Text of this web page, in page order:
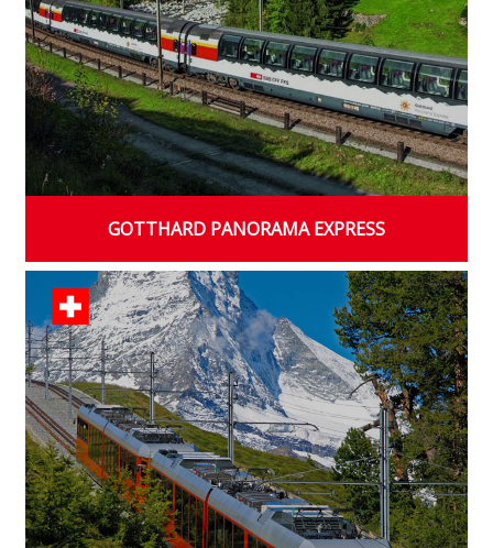
GOTTHARD PANORAMA EXPRESS